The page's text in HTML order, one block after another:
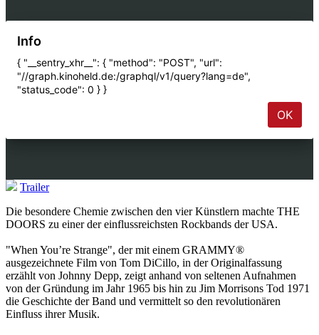
Trailer
Die besondere Chemie zwischen den vier Künstlern machte THE
DOORS zu einer der einflussreichsten Rockbands der USA.
"When You’re Strange", der mit einem GRAMMY®
ausgezeichnete Film von Tom DiCillo, in der Originalfassung
erzählt von Johnny Depp, zeigt anhand von seltenen Aufnahmen
von der Gründung im Jahr 1965 bis hin zu Jim Morrisons Tod 1971
die Geschichte der Band und vermittelt so den revolutionären
Einfluss ihrer Musik.